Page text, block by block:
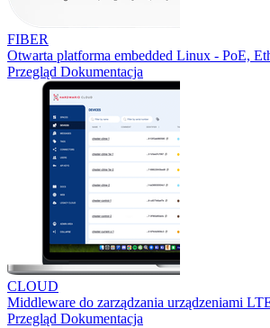
FIBER
Otwarta platforma embedded Linux - PoE,
Przegląd Dokumentacja
CLOUD
Middleware do zarządzania urządzeniami
Przegląd Dokumentacja